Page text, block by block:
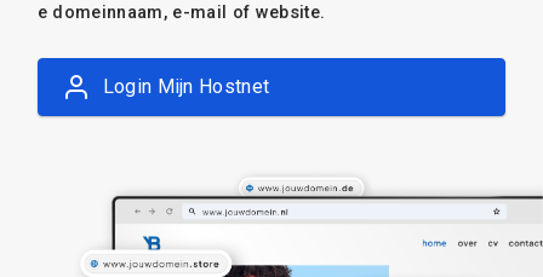
e domeinnaam, e-mail of website.
Login Mijn Hostnet